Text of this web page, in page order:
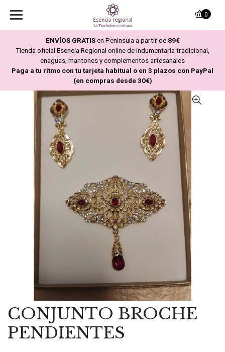
ENVÍOS GRATISen Península a partir de 89€
Tienda oficial Esencia Regional online de indumentaria tradicional,
enaguas, mantones y complementos artesanales
Paga a tu ritmo con tu tarjeta habitual o en 3 plazos con PayPal
(en compras desde 30€)
0
CONJUNTO BROCHE
PENDIENTES